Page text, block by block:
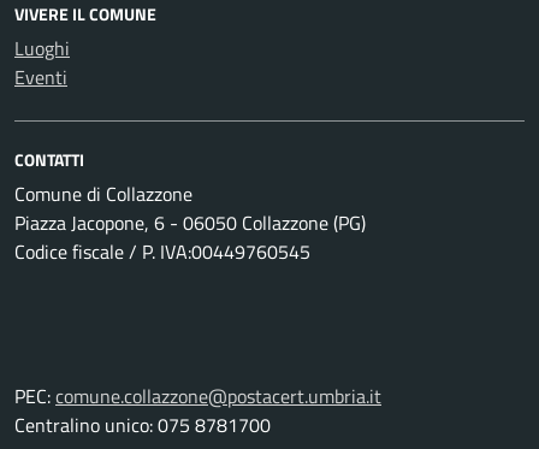
VIVERE IL COMUNE
Luoghi
Eventi
CONTATTI
Comune di Collazzone
Piazza Jacopone, 6 - 06050 Collazzone (PG)
Codice fiscale / P. IVA:00449760545
PEC:comune.collazzone@postacert.umbria.it
Centralino unico: 075 8781700